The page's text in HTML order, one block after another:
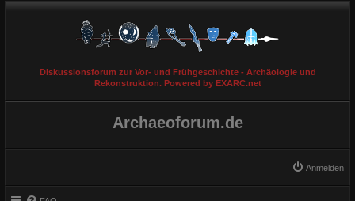
Diskussionsforum zur Vor- und Frühgeschichte - Archäologie und
Rekonstruktion. Powered by EXARC.net
Archaeoforum.de
Anmelden